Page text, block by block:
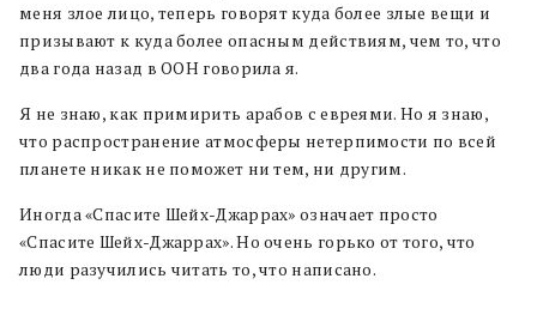
меня злое лицо, теперь говорят куда более злые вещи и
призывают к куда более опасным действиям, чем то, что
два года назад в ООН говорила я.
Я не знаю, как примирить арабов с евреями. Но я знаю,
что распространение атмосферы нетерпимости по всей
планете никак не поможет ни тем, ни другим.
Иногда «Спасите Шейх-Джаррах» означает просто
«Спасите Шейх-Джаррах». Но очень горько от того, что
люди разучились читать то, что написано.